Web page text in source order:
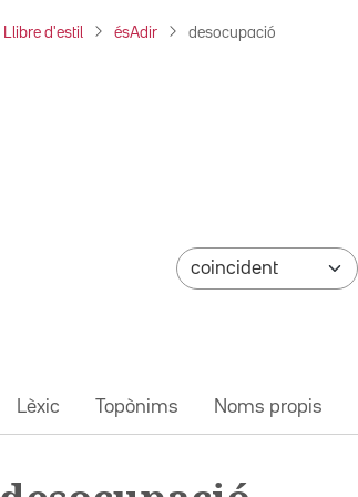
Llibre d'estil ésAdir desocupació
Lèxic Topònims Noms propis